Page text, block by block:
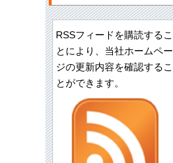
RSSフィードを購読するこ
とにより、当社ホームペー
ジの更新内容を確認するこ
とができます。